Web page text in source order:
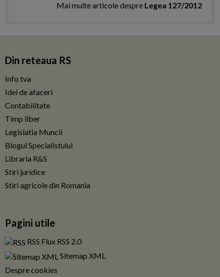
Mai multe articole despre Legea 127/2012
Din reteaua RS
Info tva
Idei de afaceri
Contabilitate
Timp liber
Legislatia Muncii
Blogul Specialistului
Libraria R&S
Stiri juridice
Stiri agricole din Romania
Pagini utile
RSS Flux RSS 2.0
Sitemap XML
Despre cookies